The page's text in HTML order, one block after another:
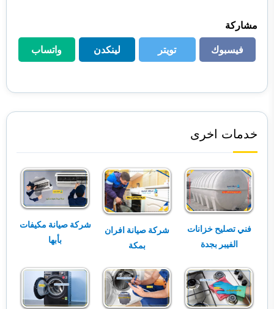
مشاركة
فيسبوك
فيسبوك
تويتر
تويتر
لينكدن
لينكدن
واتساب
واتساب
خدمات اخرى
فني تصليح خزانات
الفيبر بجدة
شركة صيانة افران
بمكة
شركة صيانة مكيفات
بأبها